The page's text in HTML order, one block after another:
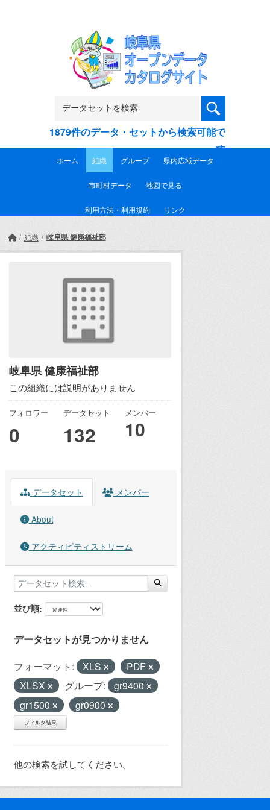
1879件のデータ・セットから検索可能で
す
ホーム 組織 グループ 県内広域データ
市町村データ 地図で見る
利用方法・利用規約 リンク
組織 岐阜県 健康福祉部
岐阜県 健康福祉部
この組織には説明がありません
フォロワー
0
データセット
132
メンバー
10
データセット メンバー
About
アクティビティストリーム
並び順
データセットが見つかりません
フォーマット: XLS
PDF
XLSX
グループ:
gr9400
gr1500
gr0900
フィルタ結果
他の検索を試してください。